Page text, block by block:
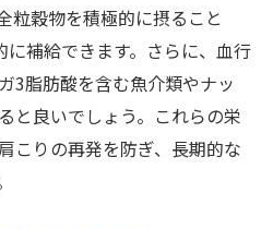
粒穀物を積極的に摂ること
補給できます。さらに、血行
3脂肪酸を含む魚介類やナッ
と良いでしょう。これらの栄
こりの再発を防ぎ、長期的な